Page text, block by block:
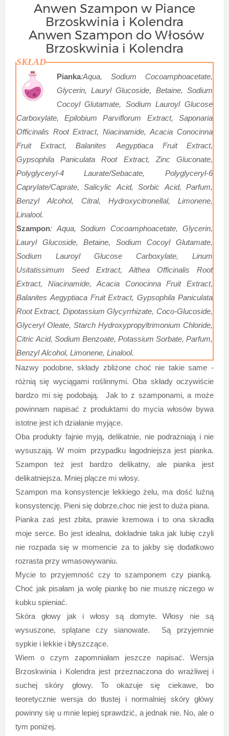
Anwen Szampon w Piance
Brzoskwinia i Kolendra
Anwen Szampon do Włosów
Brzoskwinia i Kolendra
SKŁAD
Pianka:Aqua, Sodium Cocoamphoacetate,
Glycerin, Lauryl Glucoside, Betaine, Sodium
Cocoyl Glutamate, Sodium Lauroyl Glucose
Carboxylate, Epilobium Parviflorum Extract, Saponaria
Officinalis Root Extract, Niacinamide, Acacia Conocinna
Fruit Extract, Balanites Aegyptiaca Fruit Extract,
Gypsophila Paniculata Root Extract, Zinc Gluconate,
Polyglyceryl-4 Laurate/Sebacate, Polyglyceryl-6
Caprylate/Caprate, Salicylic Acid, Sorbic Acid, Parfum,
Benzyl Alcohol, Citral, Hydroxycitronellal, Limonene,
Linalool.
Szampon: Aqua, Sodium Cocoamphoacetate, Glycerin,
Lauryl Glucoside, Betaine, Sodium Cocoyl Glutamate,
Sodium Lauroyl Glucose Carboxylate, Linum
Usitatissimum Seed Extract, Althea Officinalis Root
Extract, Niacinamide, Acacia Conocinna Fruit Extract,
Balanites Aegyptiaca Fruit Extract, Gypsophila Paniculata
Root Extract, Dipotassium Glycyrrhizate, Coco-Glucoside,
Glyceryl Oleate, Starch Hydroxypropyltrimonium Chloride,
Citric Acid, Sodium Benzoate, Potassium Sorbate, Parfum,
Benzyl Alcohol, Limonene, Linalool.
Nazwy podobne, składy zbliżone choć nie takie same -
różnią się wyciągami roślinnymi. Oba składy oczywiście
bardzo mi się podobają. Jak to z szamponami, a może
powinnam napisać z produktami do mycia włosów bywa
istotne jest ich działanie myjące.
Oba produkty fajnie myją, delikatnie, nie podrażniają i nie
wysuszają. W moim przypadku łagodniejsza jest pianka.
Szampon też jest bardzo delikatny, ale pianka jest
delikatniejsza. Mniej plącze mi włosy.
Szampon ma konsystencje lekkiego żelu, ma dość luźną
konsystencję. Pieni się dobrze,choc nie jest to duża piana.
Pianka zaś jest zbita, prawie kremowa i to ona skradła
moje serce. Bo jest idealna, dokładnie taka jak lubię czyli
nie rozpada się w momencie za to jakby się dodatkowo
rozrasta przy wmasowywaniu.
Mycie to przyjemność czy to szamponem czy pianką.
Choć jak pisałam ja wolę piankę bo nie muszę niczego w
kubku spieniać.
Skóra głowy jak i włosy są domyte. Włosy nie są
wysuszone, splątane czy sianowate. Są przyjemnie
sypkie i lekkie i błyszczące.
Wiem o czym zapomniałam jeszcze napisać. Wersja
Brzoskwinia i Kolendra jest przeznaczona do wrażliwej i
suchej skóry głowy. To okazuje się ciekawe, bo
teoretycznie wersja do tłustej i normalniej skóry główy
powinny się u mnie lepiej sprawdzić, a jednak nie. No, ale o
tym poniżej.